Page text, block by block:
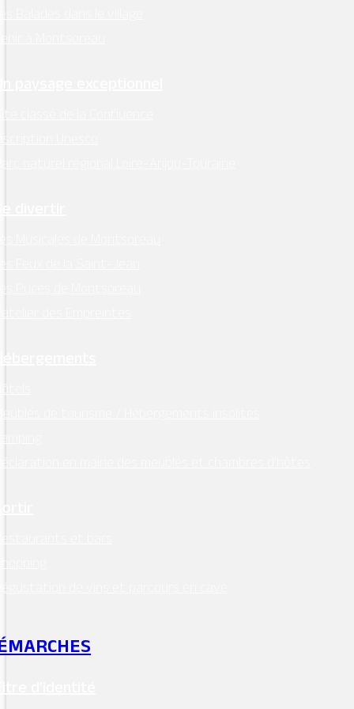
Balades dans le village
à Montsoreau
paysage exceptionnel
classé de la Confluence
Unesco
naturel régional Loire-Anjou-Touraine
divertir
Musicales de Montsoreau
Feux de la Saint-Jean
Puces de Montsoreau
des Empreintes
de tourisme / Hébergements insolites
en mairie des meublés et chambres d’hôtes
et bars
de vins et parcours en cave
d’identité